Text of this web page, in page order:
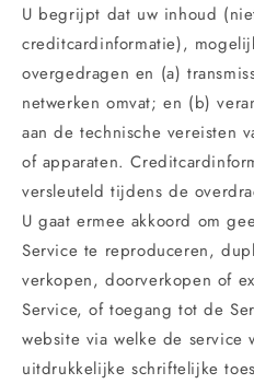
U begrijpt dat uw inhoud
creditcardinformatie),
overgedragen en (a)
netwerken omvat; en (b)
aan de technische vereisten
of apparaten.
versleuteld tijdens de
U gaat ermee akkoord om
Service te reproduceren,
verkopen, doorverkopen of
Service, of toegang tot de
website via welke de service
uitdrukkelijke schriftelijke